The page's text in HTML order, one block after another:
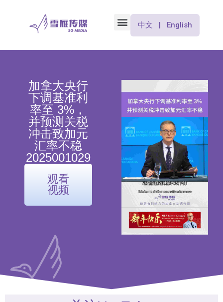
中文 | English
加拿大央行
下调基准利
率至 3%，
并预测关税
冲击致加元
汇率不稳
2025001029
观看
视频